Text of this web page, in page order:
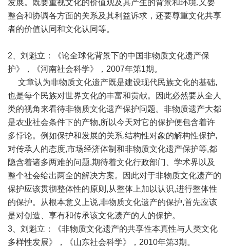
发展。既要重视文化的价值观及其产生的背景和环境,又要
整合和协调各方面的关系及其利益诉求，还要尊重文化共享
者的价值认同和文化认同等。
2、刘魁立：《论全球化背景下的中国非物质文化遗产保
护》，《河南社会科学》，2007年第1期。
文章认为非物质文化遗产既是建设现代民族文化的基础,
也是每个民族对世界文化的丰富和贡献。因此必然要从全人
类的视角来看待非物质文化遗产保护问题。非物质遗产大都
是农业社会条件下的产物,所以今天对它的保护便包含着许
多悖论。例如保护和发展的关系,结构性对象的解构性保护,
对传承人的态度,市场经济体制和非物质文化遗产保护等,都
隐含着诸多两难的问题,期待着文化行政部门、学术界以及
整个社会给出两全的解决方案。因此对于非物质文化遗产的
保护应该贯彻整体性的原则,从整体上加以认识,进行整体性
的保护。从根本意义上说,非物质文化遗产的保护,首先应该
是对创造、享有和传承该文化遗产的人的保护。
3、刘魁立：《非物质文化遗产的共享性本真性与人类文化
多样性发展》，《山东社会科学》，2010年第3期。